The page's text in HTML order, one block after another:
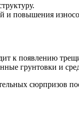
и повышения
к появлению
грунтовки и
сюрпризов